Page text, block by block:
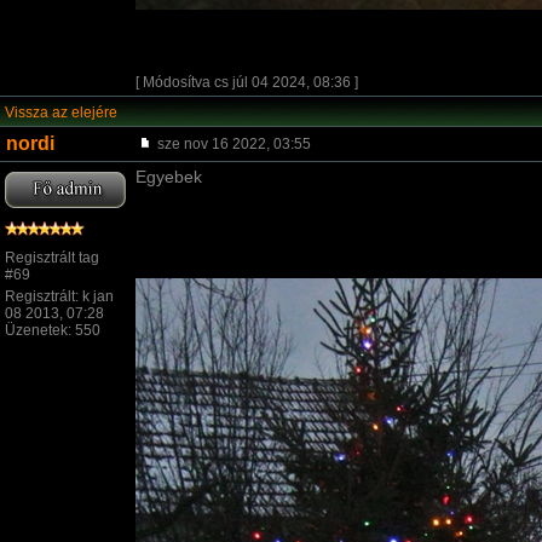
[ Módosítva cs júl 04 2024, 08:36 ]
Vissza az elejére
nordi sze nov 16 2022, 03:55
Regisztrált tag
#69
Regisztrált: k jan
08 2013, 07:28
Üzenetek: 550
Egyebek